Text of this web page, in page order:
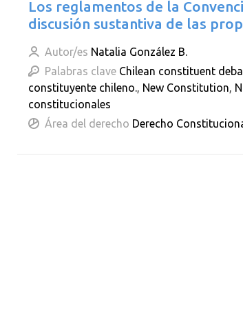
Los reglamentos de la
discusión sustantiva de las
Autor/es Natalia González B.
Palabras clave Chilean constituent
constituyente chileno., New Constitution,
constitucionales
Área del derecho Derecho